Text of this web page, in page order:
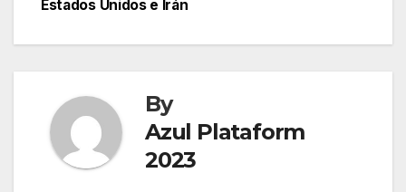
Estados Unidos e Irán
By
Azul Plataform
2023